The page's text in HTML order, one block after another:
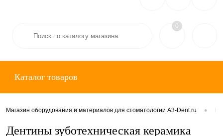
0
Каталог товаров
Магазин оборудования и материалов для стоматологии A3-Dent.ru •
Дентины зуботехническая керамика